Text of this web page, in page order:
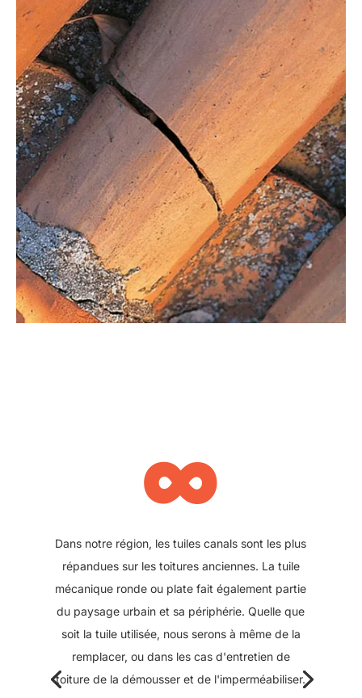
∞
Dans notre région, les tuiles canals sont les plus
répandues sur les toitures anciennes. La tuile
mécanique ronde ou plate fait également partie
du paysage urbain et sa périphérie. Quelle que
soit la tuile utilisée, nous serons à même de la
remplacer, ou dans les cas d'entretien de
toiture de la démousser et de l'imperméabiliser.